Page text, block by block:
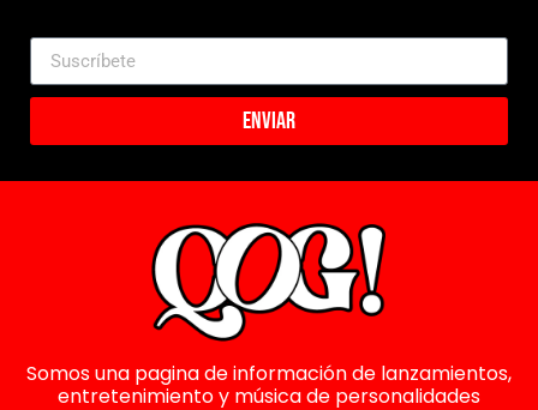
Enviar
Somos una pagina de información de lanzamientos,
entretenimiento y música de personalidades